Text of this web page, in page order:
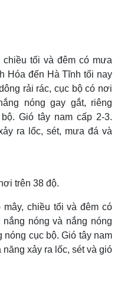
Ảnh
E-Magazine
Infographic
chiều tối và đêm có mưa
Hóa đến Hà Tĩnh tối nay
rải rác, cục bộ có nơi
nóng gay gắt, riêng
Gió tây nam cấp 2-3.
ra lốc, sét, mưa đá và
trên 38 độ.
mây, chiều tối và đêm có
nóng và nắng nóng
nóng cục bộ. Gió tây nam
xảy ra lốc, sét và gió